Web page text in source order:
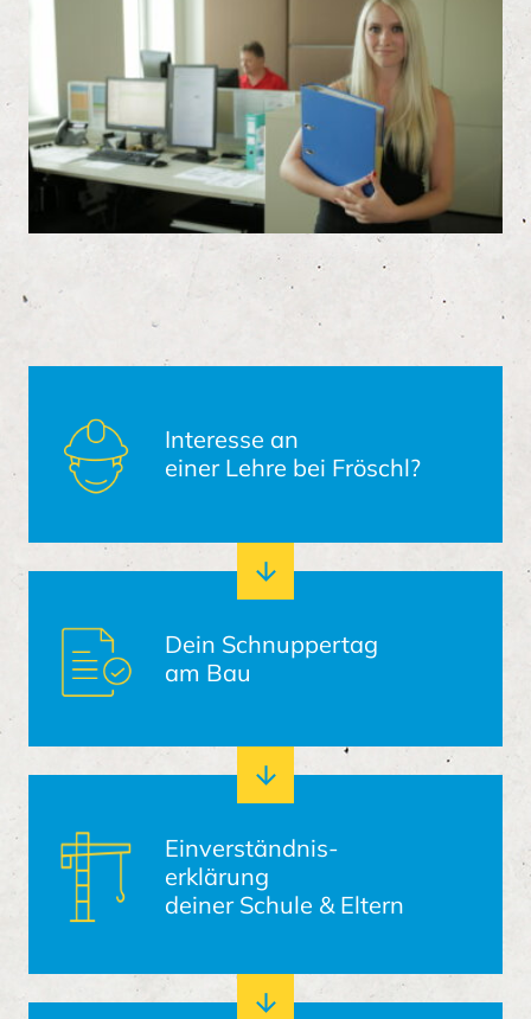
Interesse an
einer Lehre bei Fröschl?
Dein Schnuppertag
am Bau
Einverständnis-
erklärung
deiner Schule & Eltern